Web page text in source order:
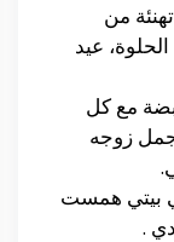
من
عيد
مع كل
زوجه
بيتي همست
.